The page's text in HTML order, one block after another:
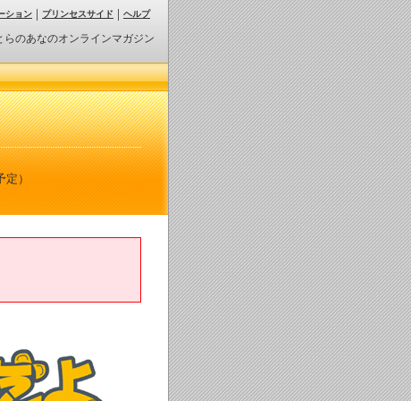
らのあなのオンラインマガジン
ション プリンセスサイド ヘルプ
）